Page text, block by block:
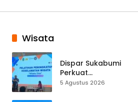
Wisata
Dispar Sukabumi
Perkuat
Keselamatan
5 Agustus 2026